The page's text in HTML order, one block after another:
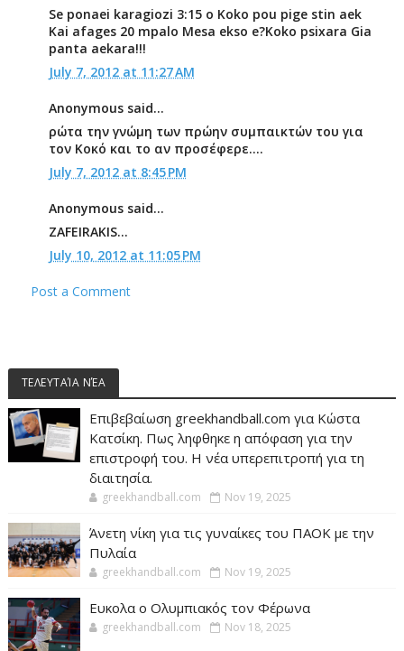
Se ponaei karagiozi 3:15 o Koko pou pige stin aek
Kai afages 20 mpalo Mesa ekso e?Koko psixara Gia
panta aekara!!!
July 7, 2012 at 11:27 AM
Anonymous said...
ρώτα την γνώμη των πρώην συμπαικτών του για
τον Κοκό και το αν προσέφερε....
July 7, 2012 at 8:45 PM
Anonymous said...
ZAFEIRAKIS...
July 10, 2012 at 11:05 PM
Post a Comment
ΤΕΛΕΥΤΑΊΑ ΝΈΑ
Επιβεβαίωση greekhandball.com για Κώστα
Κατσίκη. Πως ληφθηκε η απόφαση για την
επιστροφή του. Η νέα υπερεπιτροπή για τη
διαιτησία.
greekhandball.com Nov 19, 2025
Άνετη νίκη για τις γυναίκες του ΠΑΟΚ με την
Πυλαία
greekhandball.com Nov 19, 2025
Ευκολα ο Ολυμπιακός τον Φέρωνα
greekhandball.com Nov 18, 2025